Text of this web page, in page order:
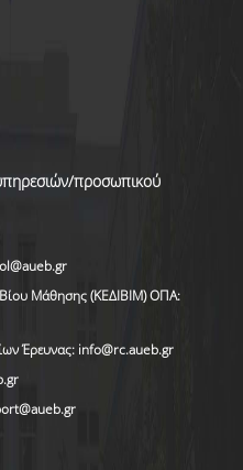
προσωπικού
Μάθησης (ΚΕΔΙΒΙΜ) ΟΠΑ:
Έρευνας: info@rc.aueb.gr